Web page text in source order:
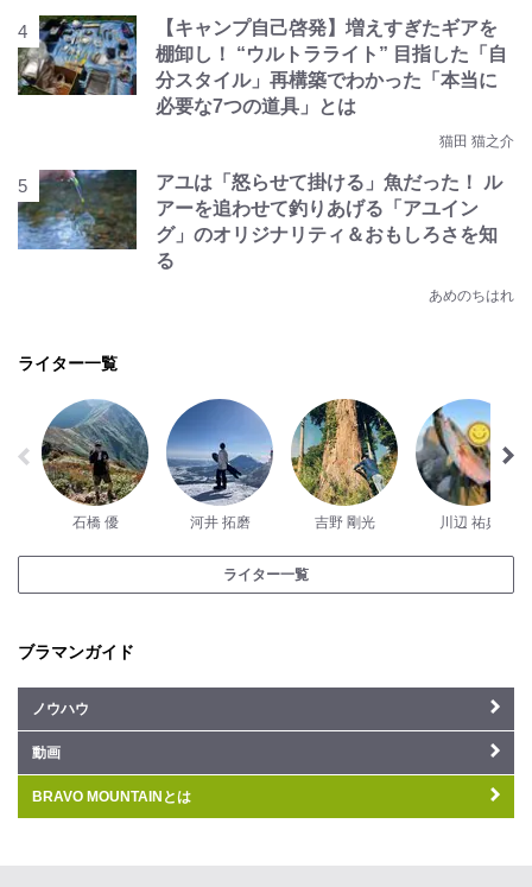
【キャンプ自己啓発】増えすぎたギアを
棚卸し！ “ウルトラライト” 目指した「自
分スタイル」再構築でわかった「本当に
必要な7つの道具」とは
猫田 猫之介
アユは「怒らせて掛ける」魚だった！ ル
アーを追わせて釣りあげる「アユイン
グ」のオリジナリティ＆おもしろさを知
る
あめのちはれ
ライター一覧
石橋 優 河井 拓磨 吉野 剛光 川辺 祐典
ライター一覧
ブラマンガイド
ノウハウ
動画
BRAVO MOUNTAINとは